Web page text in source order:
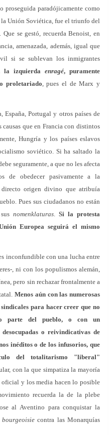
proseguida paradójicamente como
Unión Soviética, fue el triunfo del
se gestó, recuerda Benoist, en
amenazada, además, igual que
si se sublevan los inmigrantes
la izquierda enragé, puramente
proletariado, pues el de Marx y
España, Portugal y otros países de
que en Francia con distintos
Hungría y los países eslavos
soviético. Si ha saltado la
seguramente, a que no les afecta
de obedecer pasivamente a la
origen divino que atribuía
Pues sus ciudadanos no están
susnomenklaturas.Si la protesta
Europea seguirá el mismo
inconfundible con una lucha entre
, ni con los populismos alemán,
pero sin rechazar frontalmente a
Menos aún con las numerosas
para hacer creer que no
parte del pueblo, o con un
o reivindicativas de
inéditos o de los infusorios, que
del totalitarismo "liberal"
con la que simpatiza la mayoría
oficial y los media hacen lo posible
recuerda la de la plebe
al Aventino para conquistar la
bourgeoisiecontra las Monarquías